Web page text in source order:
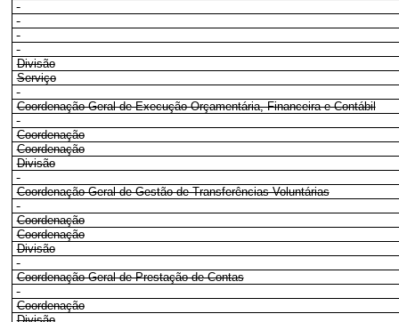
Divisão
Serviço
Coordenação-Geral de Execução Orçamentária, Financeira e Contábil
Coordenação
Coordenação
Divisão
Coordenação-Geral de Gestão de Transferências Voluntárias
Coordenação
Coordenação
Divisão
Coordenação-Geral de Prestação de Contas
Coordenação